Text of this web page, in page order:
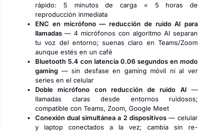
rápido: 5 minutos de carga = 5 horas de
reproducción inmediata
ENC en micrófono — reducción de ruido AI para
llamadas — 4 micrófonos con algoritmo AI separan
tu voz del entorno; suenas claro en Teams/Zoom
aunque estés en un café
Bluetooth 5.4 con latencia 0.06 segundos en modo
gaming — sin desfase en gaming móvil ni al ver
series en el celular
Doble micrófono con reducción de ruido AI —
llamadas claras desde entornos ruidosos;
compatible con Teams, Zoom, Google Meet
Conexión dual simultánea a 2 dispositivos — celular
y laptop conectados a la vez; cambia sin re-